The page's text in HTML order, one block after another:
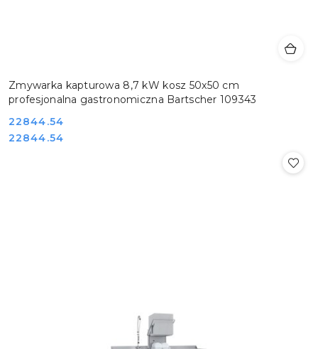
Zmywarka kapturowa 8,7 kW kosz 50x50 cm
profesjonalna gastronomiczna Bartscher 109343
Cena:
22844.54
Cena:
22844.54